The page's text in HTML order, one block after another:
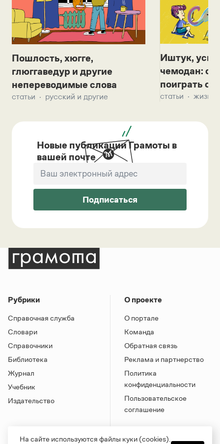
Пошлость, хюгге,
глюггаведур и другие
непереводимые слова
статьи русский и другие
Иштук,
чемодан:
поиграть с
статьи жизнь
Новые публикации Грамоты в
вашей почте
Подписаться
Рубрики
Справочная служба
Словари
Справочники
Библиотека
Журнал
Учебник
Издательство
О проекте
О портале
Команда
Обратная связь
Реклама и партнерство
Политика
конфиденциальности
Пользовательское
соглашение
На сайте используются файлы куки (cookies).